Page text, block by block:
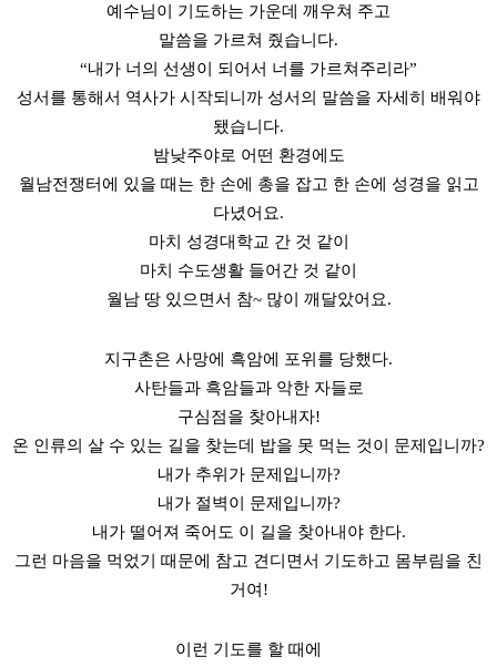
예수님이 기도하는 가운데 깨우쳐 주고
말씀을 가르쳐 줬습니다.
“내가 너의 선생이 되어서 너를 가르쳐주리라”
성서를 통해서 역사가 시작되니까 성서의 말씀을 자세히 배워야
됐습니다.
밤낮주야로 어떤 환경에도
월남전쟁터에 있을 때는 한 손에 총을 잡고 한 손에 성경을 읽고
다녔어요.
마치 성경대학교 간 것 같이
마치 수도생활 들어간 것 같이
월남 땅 있으면서 참~ 많이 깨달았어요.
지구촌은 사망에 흑암에 포위를 당했다.
사탄들과 흑암들과 악한 자들로
구심점을 찾아내자!
온 인류의 살 수 있는 길을 찾는데 밥을 못 먹는 것이 문제입니까?
내가 추위가 문제입니까?
내가 절벽이 문제입니까?
내가 떨어져 죽어도 이 길을 찾아내야 한다.
그런 마음을 먹었기 때문에 참고 견디면서 기도하고 몸부림을 친
거여!
이런 기도를 할 때에